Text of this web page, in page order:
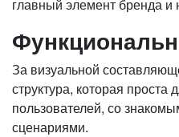
главный элемент бренда и
За визуальной
структура, которая проста
пользователей, со
сценариями.